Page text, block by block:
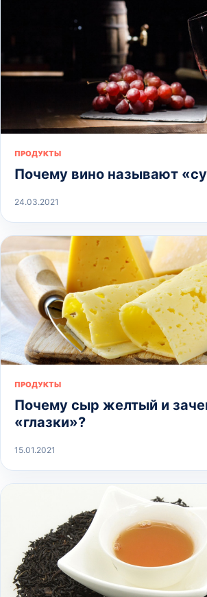
ПРОДУКТЫ
Почему вино называют
24.03.2021
ПРОДУКТЫ
Почему сыр желтый и
«глазки»?
15.01.2021